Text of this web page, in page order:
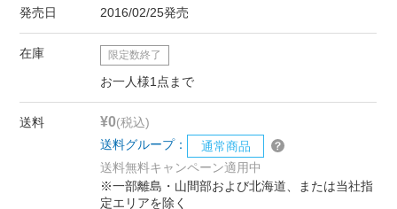
発売日 2016/02/25発売
在庫 限定数終了
お一人様1点まで
送料 ¥0(税込)
送料グループ：
通常商品
送料無料キャンペーン適用中
※一部離島・山間部および北海道、または当社指
定エリアを除く